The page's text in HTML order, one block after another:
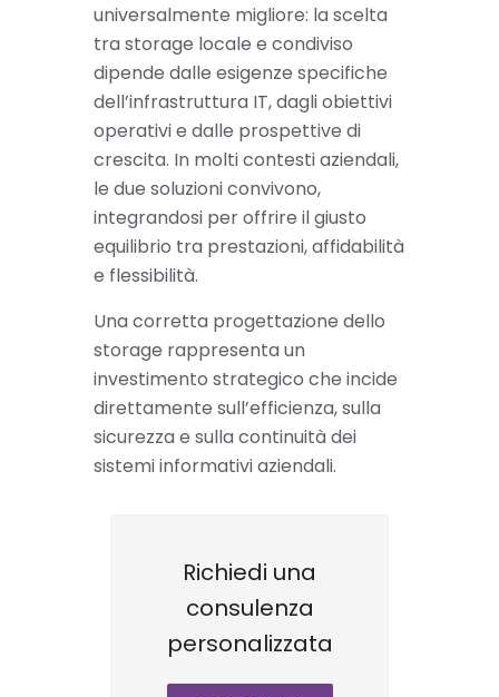
universalmente migliore: la scelta
tra storage locale e condiviso
dipende dalle esigenze specifiche
dell’infrastruttura IT, dagli obiettivi
operativi e dalle prospettive di
crescita. In molti contesti aziendali,
le due soluzioni convivono,
integrandosi per offrire il giusto
equilibrio tra prestazioni, affidabilità
e flessibilità.
Una corretta progettazione dello
storage rappresenta un
investimento strategico che incide
direttamente sull’efficienza, sulla
sicurezza e sulla continuità dei
sistemi informativi aziendali.
Richiedi una
consulenza
personalizzata